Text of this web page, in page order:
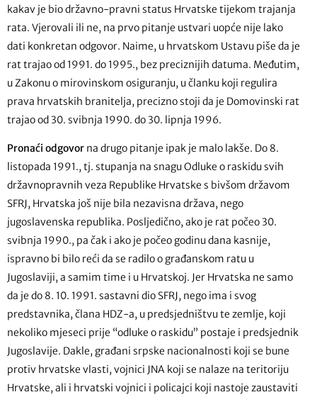
kakav je bio državno-pravni status Hrvatske tijekom trajanja
rata. Vjerovali ili ne, na prvo pitanje ustvari uopće nije lako
dati konkretan odgovor. Naime, u hrvatskom Ustavu piše da je
rat trajao od 1991. do 1995., bez preciznijih datuma. Međutim,
u Zakonu o mirovinskom osiguranju, u članku koji regulira
prava hrvatskih branitelja, precizno stoji da je Domovinski rat
trajao od 30. svibnja 1990. do 30. lipnja 1996.
Pronaći odgovor na drugo pitanje ipak je malo lakše. Do 8.
listopada 1991., tj. stupanja na snagu Odluke o raskidu svih
državnopravnih veza Republike Hrvatske s bivšom državom
SFRJ, Hrvatska još nije bila nezavisna država, nego
jugoslavenska republika. Posljedično, ako je rat počeo 30.
svibnja 1990., pa čak i ako je počeo godinu dana kasnije,
ispravno bi bilo reći da se radilo o građanskom ratu u
Jugoslaviji, a samim time i u Hrvatskoj. Jer Hrvatska ne samo
da je do 8. 10. 1991. sastavni dio SFRJ, nego ima i svog
predstavnika, člana HDZ-a, u predsjedništvu te zemlje, koji
nekoliko mjeseci prije “odluke o raskidu” postaje i predsjednik
Jugoslavije. Dakle, građani srpske nacionalnosti koji se bune
protiv hrvatske vlasti, vojnici JNA koji se nalaze na teritoriju
Hrvatske, ali i hrvatski vojnici i policajci koji nastoje zaustaviti